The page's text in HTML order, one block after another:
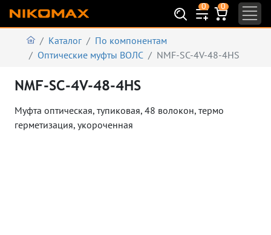
0 0
Каталог
По компонентам
Оптические муфты ВОЛС
NMF-SC-4V-48-4HS
NMF-SC-4V-48-4HS
Муфта оптическая, тупиковая, 48 волокон, термо
герметизация, укороченная